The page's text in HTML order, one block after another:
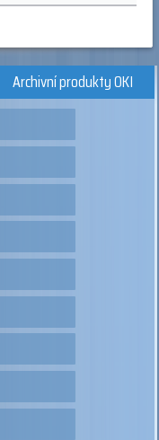
Archivní produkty OKI